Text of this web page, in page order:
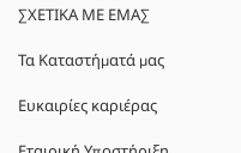
ΣΧΕΤΙΚΑ ΜΕ ΕΜΑΣ
Τα Καταστήματά μας
Ευκαιρίες καριέρας